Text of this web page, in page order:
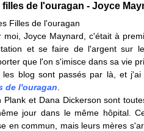
filles de l'ouragan - Joyce
moi, Joyce Maynard, c'était à
et se faire de l'argent sur
que l'on s'imisce dans sa vie
les blog sont passés par là, et
de l'ouragan
Plank et Dana Dickerson sont
jour dans le même hôpital.
en commun, mais leurs mères